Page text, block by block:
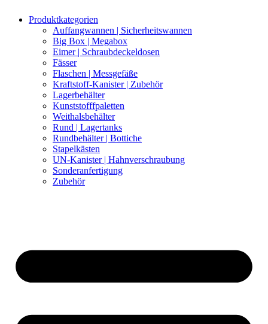
Produktkategorien
Auffangwannen | Sicherheitswannen
Big Box | Megabox
Eimer | Schraubdeckeldosen
Fässer
Flaschen | Messgefäße
Kraftstoff-Kanister | Zubehör
Lagerbehälter
Kunststofffpaletten
Weithalsbehälter
Rund | Lagertanks
Rundbehälter | Bottiche
Stapelkästen
UN-Kanister | Hahnverschraubung
Sonderanfertigung
Zubehör